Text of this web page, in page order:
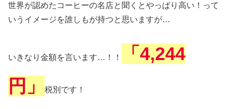
世界が認めたコーヒーの名店と聞くとやっぱり高い！って
いうイメージを誰しもが持つと思いますが…
いきなり金額を言います…！！
「4,244
円」
税別です！